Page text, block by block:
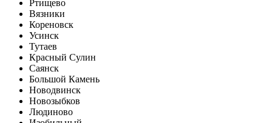
Ртищево
Вязники
Кореновск
Усинск
Тутаев
Красный Сулин
Саянск
Большой Камень
Новодвинск
Новозыбков
Людиново